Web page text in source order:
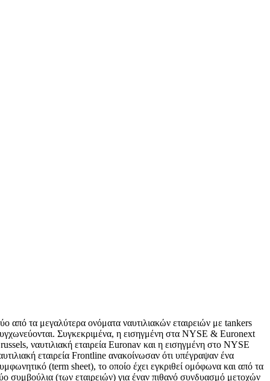
από τα μεγαλύτερα ονόματα ναυτιλιακών εταιρειών με tankers
Συγκεκριμένα, η εισηγμένη στα NYSE & Euronext
ναυτιλιακή εταιρεία Euronav και η εισηγμένη στο NYSE
εταιρεία Frontline ανακοίνωσαν ότι υπέγραψαν ένα
(term sheet), το οποίο έχει εγκριθεί ομόφωνα και από τα
συμβούλια (των εταιρειών) για έναν πιθανό συνδυασμό μετοχών